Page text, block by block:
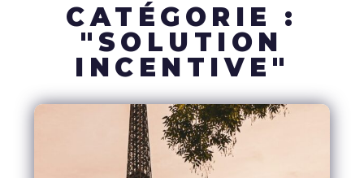
CATÉGORIE :
"SOLUTION
INCENTIVE"